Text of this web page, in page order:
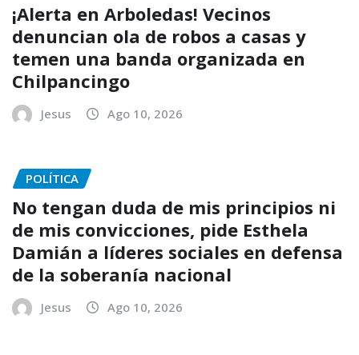
¡Alerta en Arboledas! Vecinos
denuncian ola de robos a casas y
temen una banda organizada en
Chilpancingo
Jesus Ago 10, 2026
POLÍTICA
No tengan duda de mis principios ni
de mis convicciones, pide Esthela
Damián a líderes sociales en defensa
de la soberanía nacional
Jesus Ago 10, 2026